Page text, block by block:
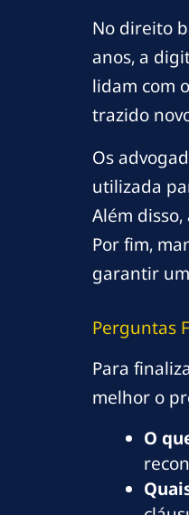
No direito
anos, a
lidam com
trazido
Os
utilizada
Além
Por fim,
garantir
Perguntas
Para
melhor o
O